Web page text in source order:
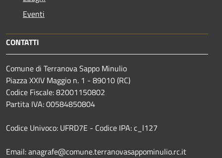
Eventi
CONTATTI
Comune di Terranova Sappo Minulio
Piazza XXIV Maggio n. 1 - 89010 (RC)
Codice Fiscale: 82001150802
Partita IVA: 00584850804
Codice Univoco: UFRD7E - Codice IPA: c_l127
Email: anagrafe@comune.terranovasappominulio.rc.it